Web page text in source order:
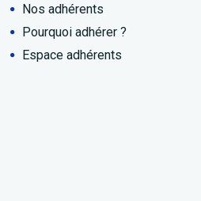
Nos adhérents
Pourquoi adhérer ?
Espace adhérents